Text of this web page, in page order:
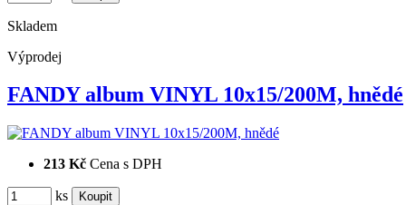
Skladem
Výprodej
FANDY album VINYL 10x15/200M, hnědé
213 Kč Cena s DPH
ks